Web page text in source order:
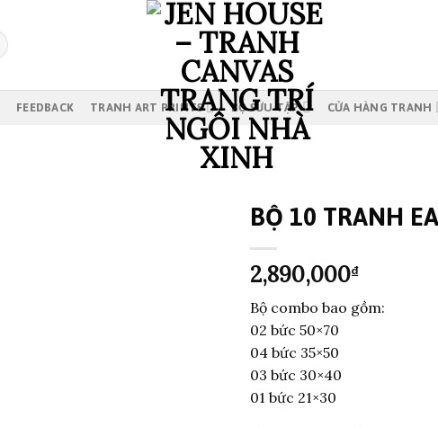
FEEDBACK TRANH ART PRINTS BỘ SƯU TẬP CỬA HÀNG TRANH
BỘ 10 TRANH
2,890,000₫
Bộ combo bao gồm:
02 bức 50×70
04 bức 35×50
03 bức 30×40
01 bức 21×30